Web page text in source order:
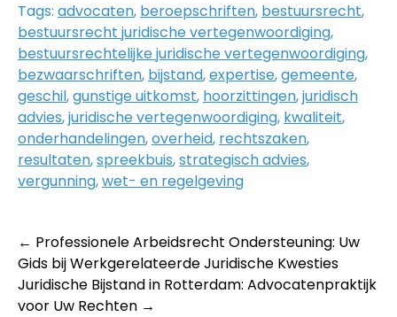
Tags: advocaten, beroepschriften, bestuursrecht,
bestuursrecht juridische vertegenwoordiging,
bestuursrechtelijke juridische vertegenwoordiging,
bezwaarschriften, bijstand,expertise,gemeente,
geschil,gunstige uitkomst, hoorzittingen,juridisch
advies,juridische vertegenwoordiging, kwaliteit,
onderhandelingen,overheid, rechtszaken,
resultaten,spreekbuis,strategisch advies,
vergunning,wet- en regelgeving
Post
navigation
← Professionele Arbeidsrecht Ondersteuning: Uw
Gids bij Werkgerelateerde Juridische Kwesties
Juridische Bijstand in Rotterdam: Advocatenpraktijk
voor Uw Rechten →